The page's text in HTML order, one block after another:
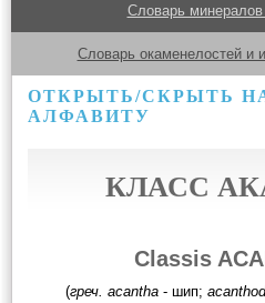
Словарь
Словарь окаменелостей и
ОТКРЫТЬ/СКРЫТЬ
АЛФАВИТУ
КЛАСС
Classis
(греч. acantha- шип;